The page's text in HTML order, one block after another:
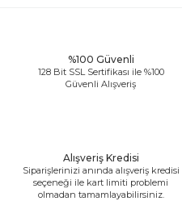
%100 Güvenli
128 Bit SSL Sertifikası ile %100
Güvenli Alışveriş
Alışveriş Kredisi
Siparişlerinizi anında alışveriş kredisi
seçeneği ile kart limiti problemi
olmadan tamamlayabilirsiniz.